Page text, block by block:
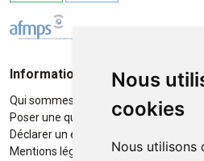
Nous
cookies
Nous utilisons
Informations
Qui sommes-nous ?
Poser une question
Déclarer un effet indésirable
Mentions légales